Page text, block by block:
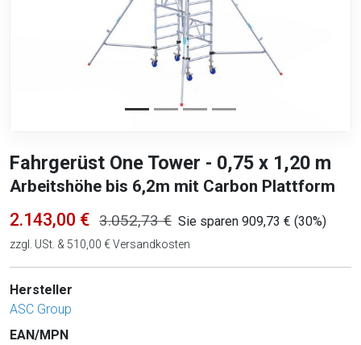
Fahrgerüst One Tower - 0,75 x 1,20 m
Arbeitshöhe bis 6,2m mit Carbon Plattform
2.143,00 € 3.052,73 € Sie sparen 909,73 € (30%)
zzgl. USt. & 510,00 € Versandkosten
Hersteller
ASC Group
EAN/MPN